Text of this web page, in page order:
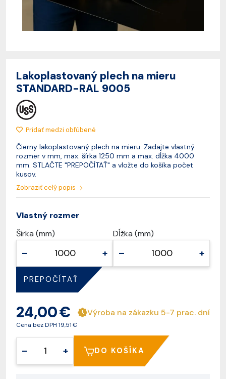
Lakoplastovaný plech na mieru
STANDARD-RAL 9005
Pridať medzi obľúbené
Čierny lakoplastovaný plech na mieru. Zadajte vlastný
rozmer v mm, max. šírka 1250 mm a max. dĺžka 4000
mm. STLAČTE "PREPOČÍTAŤ" a vložte do košíka počet
kusov.
Zobraziť celý popis
Vlastný rozmer
Šírka (mm)
– +
Dĺžka (mm)
– +
PREPOČÍTAŤ
24,00 €
Cena bez DPH 19,51 €
Výroba na zákazku 5-7 prac. dní
– + DO KOŠÍKA